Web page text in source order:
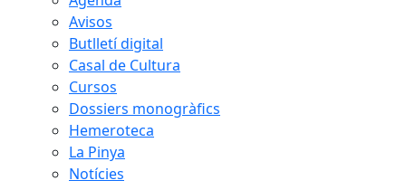
Avisos
Butlletí digital
Casal de Cultura
Cursos
Dossiers monogràfics
Hemeroteca
La Pinya
Notícies